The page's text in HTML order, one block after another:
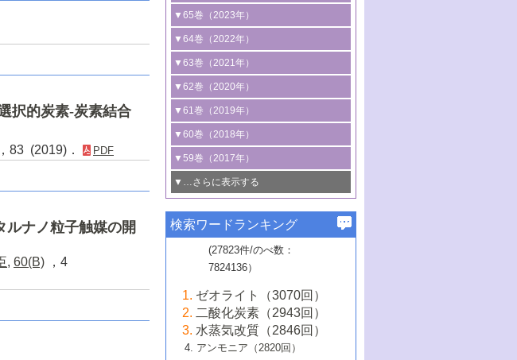
択的炭素-炭素結合
，83 (2019)． PDF
ルナノ粒子触媒の開
, 60(B) ，4
触媒開発
3号 有機分子変換やCO 資源化のための
光触媒に関する最近の研究
B号 第137回触媒討論会（2026年）
ーンケミカル製造
2号 水素製造のための水分解技術に関す
る最近の研究
3号 オレフィン系樹脂の精密合成に関す
る最新技術
4号 アルコール類の効率的変換を実現す
る非貴金属触媒の研究動向
5号 ゼオライトの合成と応用における研
究動向
6号 ヘテロ接合界面
B号 第135回触媒討論会（2025年）
1号 低次元ナノ構造を有する触媒材料
2号 規制反応場を活用した固体触媒研究
の新展開
3号 未踏分子変換を目指した酸化触媒プ
ロセスの最前線
4号 シンクロトロン放射光および中性子
線を利用した触媒解析技術の最先端
5号 単原子触媒
6号 参照触媒委員会からのお知らせ
B号 第133回触媒討論会（2023年）
▼65巻（2023年）
1号 炭素が関わる触媒機能
2号 プラスチックケミカルリサイクルの
ための触媒技術
3号 非酸化物系金属化合物を基盤とした
触媒材料の開発
4号 格子酸素・格子酸素欠陥を利用した
触媒反応
5号 生体触媒によるエネルギー変換反応
6号 窒素とリンの循環のための触媒・機
能性材料
▼64巻（2022年）
1号 合成ガス製造とCOを用いるケミカル
ズ合成の最新動向
2号 化学品合成のための合金触媒開発
3号 CO の排出削減および有効活用のた
めの触媒技術
4号 若手による情報発信企画～とびたて
若き触媒の研究者たち～（1）
若き触媒の研究者たち～（2）
6号 石油のノーブル・ユースを志向した
触媒技術
大学：オンライン・対面開催）
▼63巻（2021年）
1号 金触媒の新展開
2号 ペロブスカイト
3号 特殊反応場を利用した触媒的分子変
換反応
4号 多孔質材料を用いた触媒の新展開
5号 情報学的手法を用いた触媒開発
6号 カーボンニュートラルに向けた電解
技術
B号 第127回触媒討論会（2021年・オン
ライン開催(Zoom)のみ）
▼62巻（2020年）
1号 触媒設計を拓く欠陥構造のキャラク
タリゼーション
2号 機能化学品製造に資するクリーンな
触媒的酸化反応
3号 水処理のための触媒化学
4号 光触媒を用いた水分解の最新の研究
動向
5号 次世代の触媒プロセスを支えるマイ
6号 メタン転換技術の最新動向
B号 第125回触媒討論会（2020年・工学
院大学）
▼61巻（2019年）
1号 物質移動制御に着目した触媒プロセ
ス開発
2号 CO2 フリー水素サプライチェーンに
関わる触媒開発動向
3号 精密高分子合成に関する最近の研究
動向
4号 バイオマス化成品製造のための触媒
5号 固体触媒による含窒素有機化合物変
換の最前線
6号 貴金属使用量低減に向けた自動車排
ガス浄化触媒の開発
▼60巻（2018年）
1号 固体酸触媒の最新の研究動向
2号 二酸化炭素からの有用化学品合成
3号 ナノ粒子・クラスター触媒の最前線
4号 60周年記念企画
5号 進化するゼオライト合成技術
6号 非貴金属系触媒における電気化学的
B号 第121回触媒討論会（2018年・東京
大学）
▼59巻（2017年）
1号 いたるところに，触媒
最先端技術
3号 無機分離膜材料の開発と触媒反応プ
ロセスへの適用
5号 水素のふるまいを解き明かす最先端
研究
6号 低級アルカンの有効利用のための触
▼…さらに表示する
1号 ユニークな構造の高分子を生み出す触
2号 リグニンからの化成品製造に向けた触
媒技術
3号 触媒研究の最先端～とびたて若き研究
者たち～（1）
4号 触媒研究の最先端～とびたて若き研究
▼57巻（2015年）
1号 水素キャリアにかかわる触媒技術の新
2号 石油精製用触媒の最近の進展
3号 固体酸化物形燃料電池（SOFC）におけ
るアノード触媒上での燃料直接改質技術
4号 コアシェル構造の制御による触媒機能
▼56巻（2014年）
2号 光触媒反応機構に関する最新の研究動
向
1号 高耐久性燃料電池システム用触媒にお
ける新展開
2号 リビングラジカル重合の最近の動向
▼54巻（2012年）
1号 規則性多孔体の利用技術における最近
の進歩
▼53巻（2011年）
1号 金属学から見る合金触媒の新展開
▼52巻（2010年）
検索ワードランキング
(27823件/のべ数：
7824136）
ゼオライト（3070回）
二酸化炭素（2943回）
水蒸気改質（2846回）
アンモニア（2820回）